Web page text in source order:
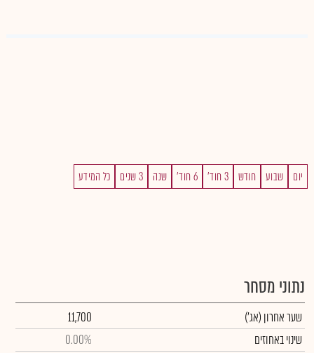
יום שבוע חודש 3 חוד' 6 חוד' שנה 3 שנים כל המידע
נתוני מסחר
שער אחרון (אג')
11,700
שינוי באחוזים
0.00%